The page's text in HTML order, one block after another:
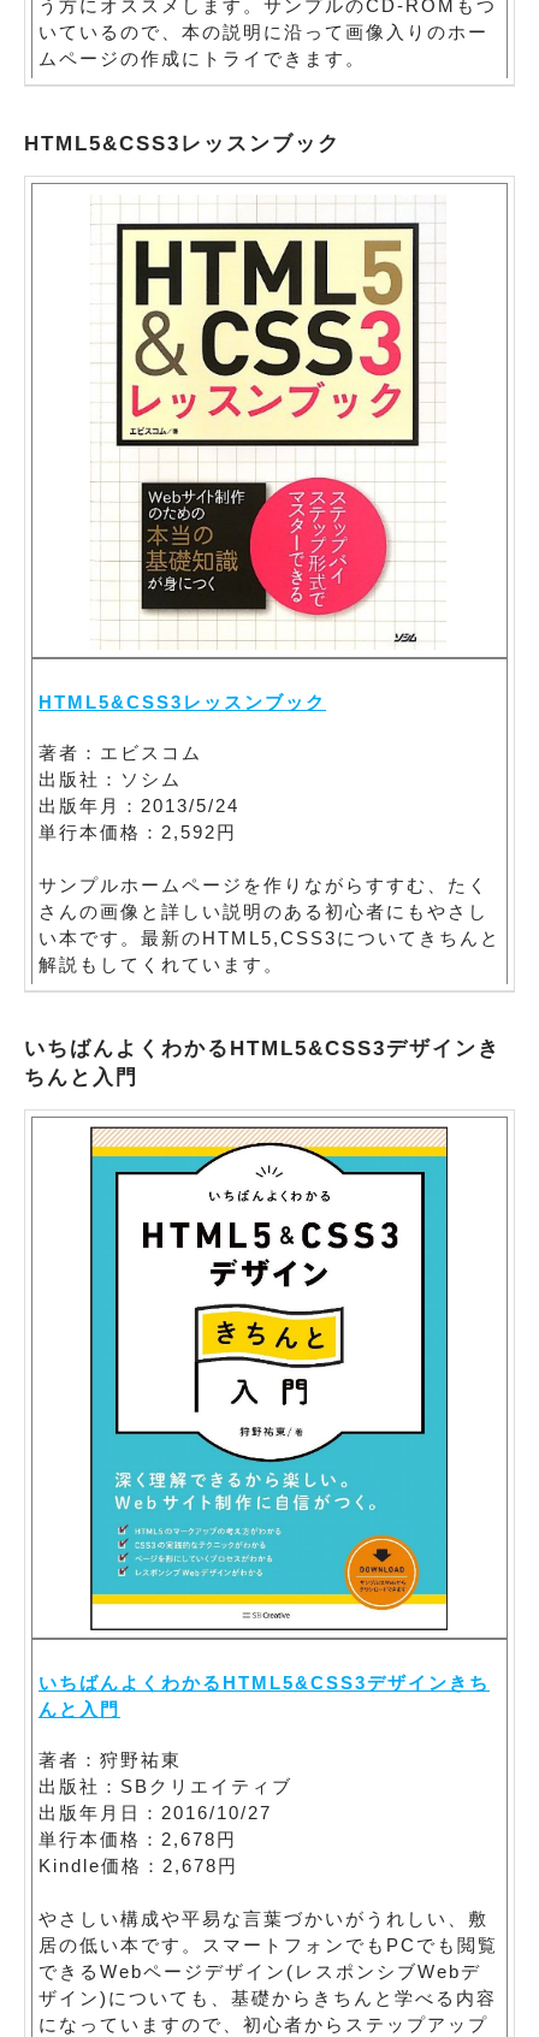
う方にオススメします。サンプルのCD-ROMもつ
いているので、本の説明に沿って画像入りのホー
ムページの作成にトライできます。
HTML5&CSS3レッスンブック
HTML5&CSS3レッスンブック
著者：エビスコム
出版社：ソシム
出版年月：2013/5/24
単行本価格：2,592円
サンプルホームページを作りながらすすむ、たく
さんの画像と詳しい説明のある初心者にもやさし
い本です。最新のHTML5,CSS3についてきちんと
解説もしてくれています。
いちばんよくわかるHTML5&CSS3デザインき
ちんと入門
いちばんよくわかるHTML5&CSS3デザインきち
んと入門
著者：狩野祐東
出版社：SBクリエイティブ
出版年月日：2016/10/27
単行本価格：2,678円
Kindle価格：2,678円
やさしい構成や平易な言葉づかいがうれしい、敷
居の低い本です。スマートフォンでもPCでも閲覧
できるWebページデザイン(レスポンシブWebデ
ザイン)についても、基礎からきちんと学べる内容
になっていますので、初心者からステップアップ